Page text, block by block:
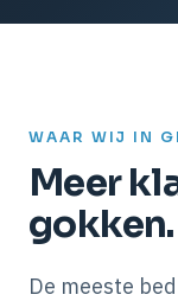
WAAR WIJ IN
Meer
gokken.
De meeste